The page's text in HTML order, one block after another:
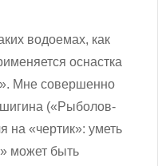
водоемах, как
оснастка
Мне совершенно
(«Рыболов-
на «чертик»: уметь
может быть